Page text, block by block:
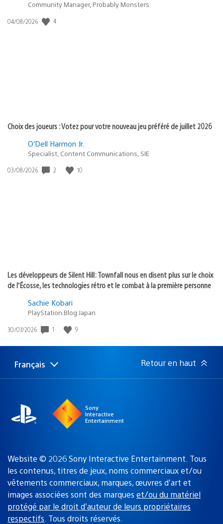
Community Manager, Probably Monsters
Date
04/08/2026 4
Choix des joueurs : Votez pour votre nouveau jeu préféré de juillet 2026
O’Dell Harmon Jr.
Specialist, Content Communications, SIE
Date
03/08/2026 2 10
Les développeurs de Silent Hill: Townfall nous en disent plus sur le choix
de l’Écosse, les technologies rétro et le combat à la première personne
Sachie Kobari
PlayStation.Blog Japan
Date
publication
30/07/2026 1 9
Choisir
Région
Français Retour en haut
Sony
Interactive
Entertainment
Website © 2026 Sony Interactive Entertainment. Tous
les contenus, titres de jeux, noms commerciaux et/ou
vêtements commerciaux, marques, œuvres d’art et
images associées sont des marques et/ou du matériel
protégé par le droit d’auteur de leurs propriétaires
respectifs. Tous droits réservés.